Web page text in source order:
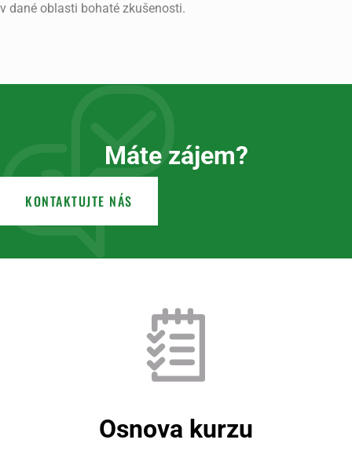
v dané oblasti bohaté zkušenosti.
Máte zájem?
KONTAKTUJTE NÁS
Osnova kurzu